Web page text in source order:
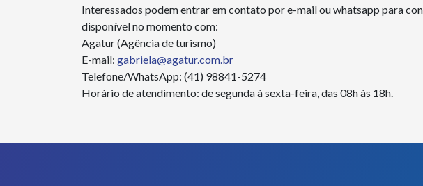
Interessados podem entrar em contato por e-mail ou whatsapp para
disponível no momento com:
Agatur (Agência de turismo)
E-mail: gabriela@agatur.com.br
Telefone/WhatsApp: (41) 98841-5274
Horário de atendimento: de segunda à sexta-feira, das 08h às 18h.